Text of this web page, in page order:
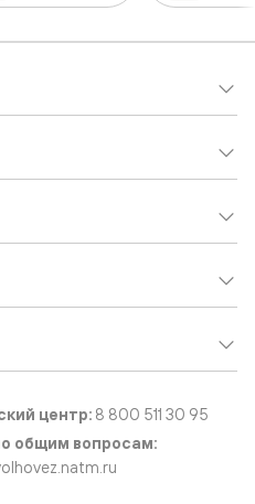
центр: 8 800 511 30 95
общим вопросам: